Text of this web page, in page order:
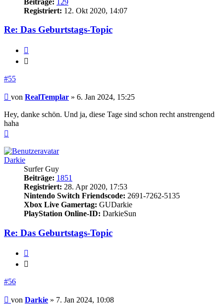
Registriert: 12. Okt 2020, 14:07
Re: Das Geburtstags-Topic
#55
Beitrag
von RealTemplar » 6. Jan 2024, 15:25
Hey, danke schön. Und ja, diese Tage sind schon recht anstrengend
haha
Darkie
Surfer Guy
Beiträge: 1851
Registriert: 28. Apr 2020, 17:53
Nintendo Switch Friendscode: 2691-7262-5135
Xbox Live Gamertag: GUDarkie
PlayStation Online-ID: DarkieSun
Re: Das Geburtstags-Topic
#56
Beitrag
von Darkie » 7. Jan 2024, 10:08